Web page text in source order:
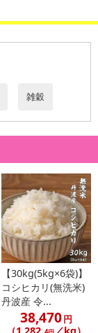
雑穀
【30kg(5kg×6袋)】
コシヒカリ(無洗米)
丹波産 令...
38,470円